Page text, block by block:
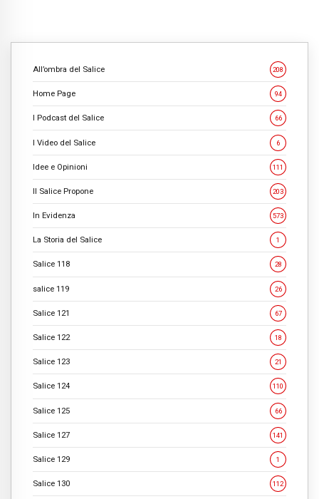
All’ombra del Salice 208
Home Page 94
I Podcast del Salice 66
I Video del Salice 6
Idee e Opinioni 111
Il Salice Propone 203
In Evidenza 573
La Storia del Salice 1
Salice 118 28
salice 119 26
Salice 121 67
Salice 122 18
Salice 123 21
Salice 124 110
Salice 125 66
Salice 127 141
Salice 129 1
Salice 130 112